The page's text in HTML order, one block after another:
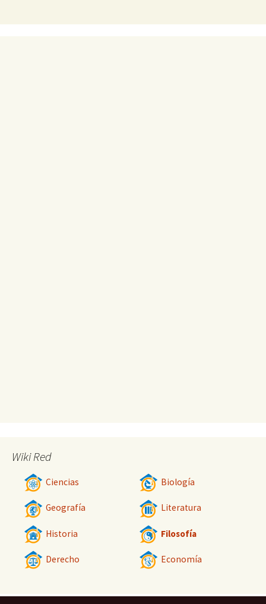
Wiki Red
Ciencias Biología
Geografía Literatura
Historia Filosofía
Derecho Economía